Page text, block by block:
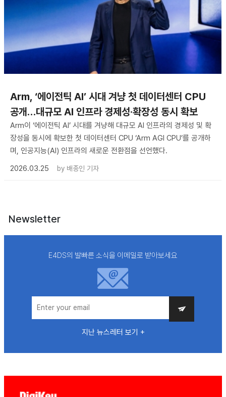
Arm, ‘에이전틱 AI’ 시대 겨냥 첫 데이터센터 CPU
공개…대규모 AI 인프라 경제성·확장성 동시 확보
Arm이 ‘에이전틱 AI’ 시대를 겨냥해 대규모 AI 인프라의 경제성 및 확
장성을 동시에 확보한 첫 데이터센터 CPU ‘Arm AGI CPU’를 공개하
며, 인공지능(AI) 인프라의 새로운 전환점을 선언했다.
2026.03.25
by 배종인 기자
Newsletter
E4DS의 발빠른 소식을 이메일로 받아보세요
지난 뉴스레터 보기 +